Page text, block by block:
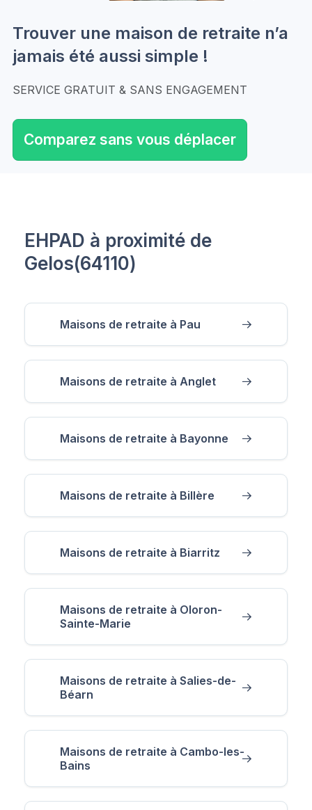
Trouver une maison de retraite n’a
jamais été aussi simple !
SERVICE GRATUIT & SANS ENGAGEMENT
Comparez sans vous déplacer
EHPAD à proximité de
Gelos(64110)
Maisons de retraite à Pau
Maisons de retraite à Anglet
Maisons de retraite à Bayonne
Maisons de retraite à Billère
Maisons de retraite à Biarritz
Maisons de retraite à Oloron-
Sainte-Marie
Maisons de retraite à Salies-de-
Béarn
Maisons de retraite à Cambo-les-
Bains